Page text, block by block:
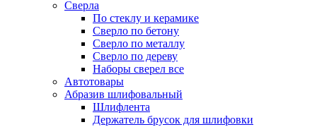
Сверла
По стеклу и керамике
Сверло по бетону
Сверло по металлу
Сверло по дереву
Наборы сверел все
Автотовары
Абразив шлифовальный
Шлифлента
Держатель брусок для шлифовки